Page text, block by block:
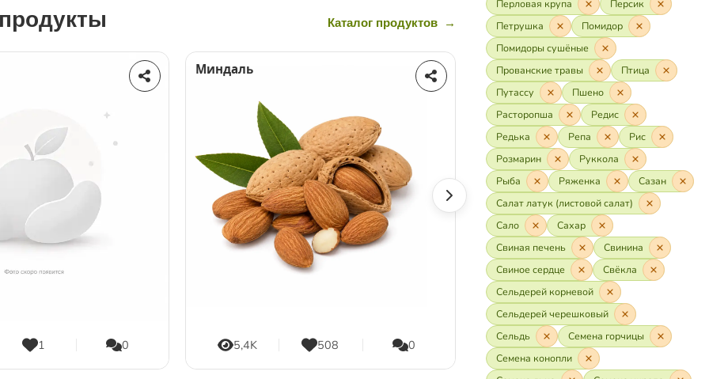
Каталог продуктов →
1 0
Миндаль
5,4K 508 0
Маскарпоне
62 0
Перловая крупа
Персик
Петрушка
Помидор
Помидоры сушёные
Прованские травы
Птица
Путассу
Пшено
Расторопша
Редис
Редька
Репа
Рис
Розмарин
Руккола
Рыба
Ряженка
Сазан
Салат латук (листовой салат)
Сало
Сахар
Свиная печень
Свинина
Свиное сердце
Свёкла
Сельдерей корневой
Сельдерей черешковый
Сельдь
Семена горчицы
Семена конопли